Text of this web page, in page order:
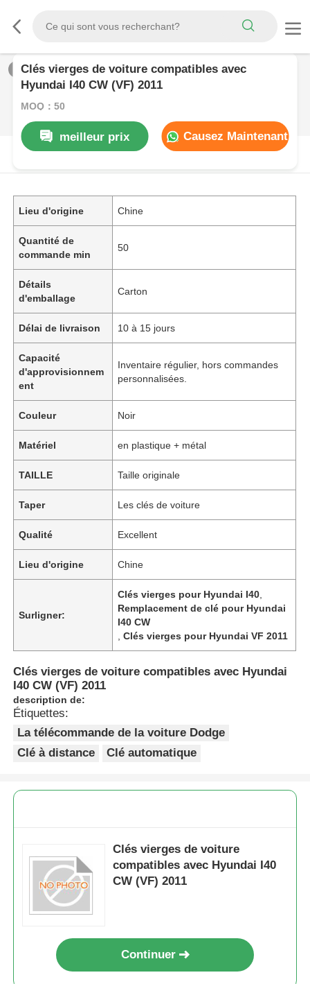
/0
Clés vierges de voiture compatibles avec
Hyundai I40 CW (VF) 2011
MOQ：50
meilleur prix
Causez Maintenant
DESCRIPTION DE PRODUIT
Lieu d'origine Chine
Quantité de
commande min
50
Détails
d'emballage
Carton
Délai de livraison 10 à 15 jours
Capacité
d'approvisionnem
ent
Inventaire régulier, hors commandes
personnalisées.
Couleur Noir
Matériel en plastique + métal
TAILLE Taille originale
Taper Les clés de voiture
Qualité Excellent
Lieu d'origine Chine
Surligner:
Clés vierges pour Hyundai I40
Remplacement de clé pour Hyundai
I40 CW
,Clés vierges pour Hyundai VF 2011
Clés vierges de voiture compatibles avec Hyundai
I40 CW (VF) 2011
description de:
Étiquettes:
La télécommande de la voiture Dodge
Clé à distance
Clé automatique
Clés vierges de voiture
compatibles avec Hyundai I40
CW (VF) 2011
Continuer